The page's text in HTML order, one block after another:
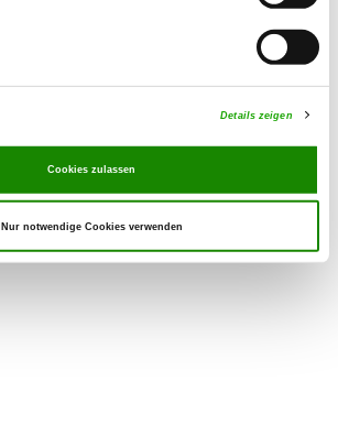
Details zeigen
Cookies zulassen
Nur notwendige Cookies verwenden